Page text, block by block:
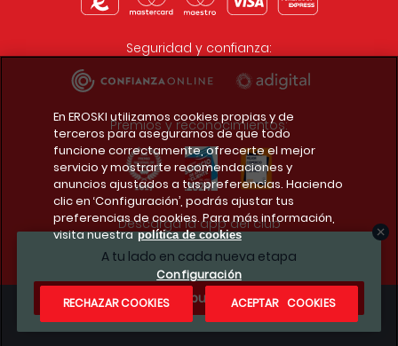
A tu lado en cada nueva etapa
¿Te apuntas?
Seguridad y confianza:
Premios y reconocimientos:
Descarga la app del club
Condiciones legales
En EROSKI utilizamos cookies propias y de
terceros para asegurarnos de que todo
funcione correctamente, ofrecerte el mejor
servicio y mostrarte recomendaciones y
anuncios ajustados a tus preferencias. Haciendo
clic en ‘Configuración’, podrás ajustar tus
preferencias de cookies. Para más información,
visita nuestra política de cookies
Configuración
RECHAZAR COOKIES
ACEPTAR COOKIES